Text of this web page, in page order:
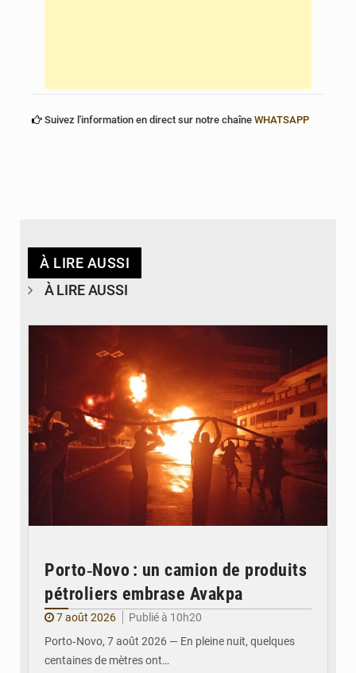
Suivez l'information en direct sur notre chaîne WHATSAPP
À LIRE AUSSI
À LIRE AUSSI
Porto‑Novo : un camion de produits
pétroliers embrase Avakpa
7 août 2026
Publié à 10h20
Porto‑Novo, 7 août 2026 — En pleine nuit, quelques
centaines de mètres ont…